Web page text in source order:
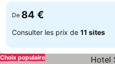
De 84 €
Consulter les prix de 11 sites
Choix populaire